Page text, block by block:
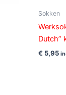
Sokken
Dutch”
€ 5,95